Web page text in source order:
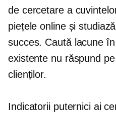
de cercetare a
piețele online și
succes. Caută lacune
existente nu răspund
clienților.
Indicatorii puternici ai